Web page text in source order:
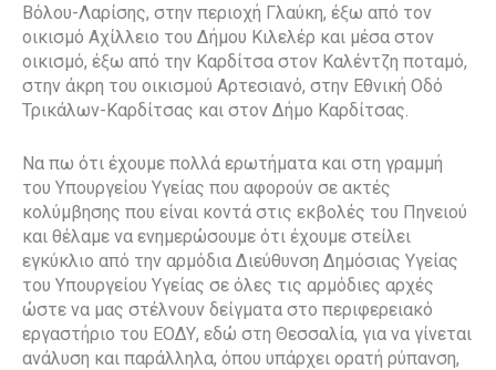
Βόλου-Λαρίσης, στην περιοχή Γλαύκη, έξω από τον
οικισμό Αχίλλειο του Δήμου Κιλελέρ και μέσα στον
οικισμό, έξω από την Καρδίτσα στον Καλέντζη ποταμό,
στην άκρη του οικισμού Αρτεσιανό, στην Εθνική Οδό
Τρικάλων-Καρδίτσας και στον Δήμο Καρδίτσας.
Να πω ότι έχουμε πολλά ερωτήματα και στη γραμμή
του Υπουργείου Υγείας που αφορούν σε ακτές
κολύμβησης που είναι κοντά στις εκβολές του Πηνειού
και θέλαμε να ενημερώσουμε ότι έχουμε στείλει
εγκύκλιο από την αρμόδια Διεύθυνση Δημόσιας Υγείας
του Υπουργείου Υγείας σε όλες τις αρμόδιες αρχές
ώστε να μας στέλνουν δείγματα στο περιφερειακό
εργαστήριο του ΕΟΔΥ, εδώ στη Θεσσαλία, για να γίνεται
ανάλυση και παράλληλα, όπου υπάρχει ορατή ρύπανση,